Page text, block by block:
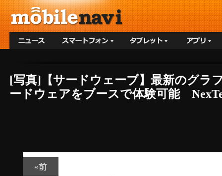
[写真]【サードウェーブ】最新のグ
ードウェアをブースで体験可能
«前